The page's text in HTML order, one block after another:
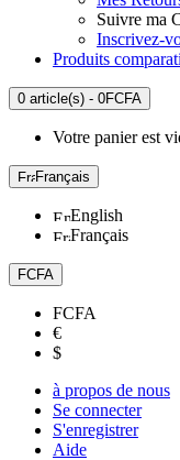
Suivre ma
Inscrivez-
Produits
0 article(s) - 0FCFA
Votre panier est
Français
English
Français
FCFA
FCFA
€
$
à propos de nous
Se connecter
S'enregistrer
Aide